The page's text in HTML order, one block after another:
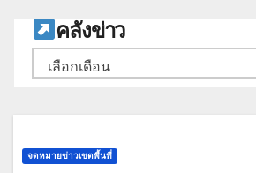
คลังข่าว
คลัง
จดหมายข่าวเขตพื้นที่